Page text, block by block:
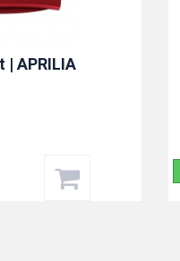
| APRILIA